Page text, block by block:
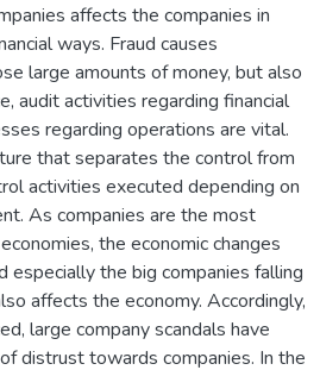
affects the companies in
ways. Fraud causes
large amounts of money, but also
audit activities regarding financial
regarding operations are vital.
that separates the control from
activities executed depending on
As companies are the most
the economic changes
especially the big companies falling
affects the economy. Accordingly,
large company scandals have
distrust towards companies. In the